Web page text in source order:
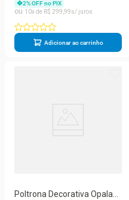
Decor
2% OFF no PIX
10
R$ 299 99
Adicionar ao carrinho
Poltrona Decorativa Opala